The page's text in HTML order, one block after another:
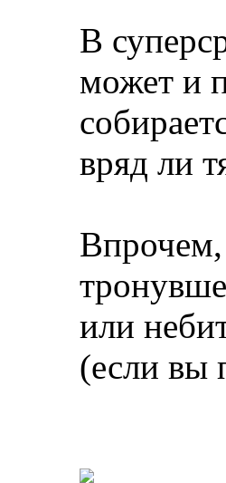
В
может и
вряд ли
Впрочем,
или
(если вы